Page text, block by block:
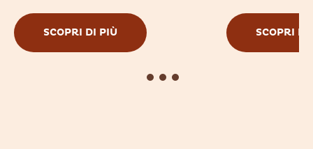
SCOPRI DI PIÙ SCOPRI DI